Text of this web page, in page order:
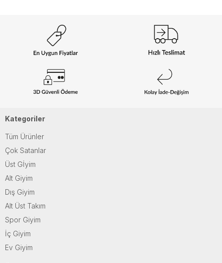
Kategoriler
Tüm Ürünler
Çok Satanlar
Üst Gİyim
Alt Giyim
Dış Giyim
Alt Üst Takım
Spor Giyim
İç Giyim
Ev Giyim